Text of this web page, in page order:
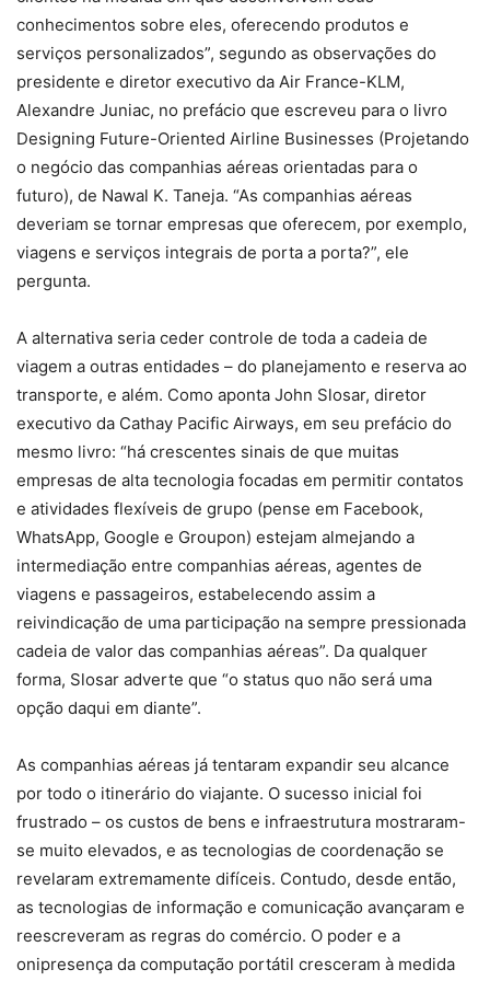
conhecimentos sobre eles, oferecendo produtos e
serviços personalizados”, segundo as observações do
presidente e diretor executivo da Air France-KLM,
Alexandre Juniac, no prefácio que escreveu para o livro
Designing Future-Oriented Airline Businesses (Projetando
o negócio das companhias aéreas orientadas para o
futuro), de Nawal K. Taneja. “As companhias aéreas
deveriam se tornar empresas que oferecem, por exemplo,
viagens e serviços integrais de porta a porta?”, ele
pergunta.
A alternativa seria ceder controle de toda a cadeia de
viagem a outras entidades – do planejamento e reserva ao
transporte, e além. Como aponta John Slosar, diretor
executivo da Cathay Pacific Airways, em seu prefácio do
mesmo livro: “há crescentes sinais de que muitas
empresas de alta tecnologia focadas em permitir contatos
e atividades flexíveis de grupo (pense em Facebook,
WhatsApp, Google e Groupon) estejam almejando a
intermediação entre companhias aéreas, agentes de
viagens e passageiros, estabelecendo assim a
reivindicação de uma participação na sempre pressionada
cadeia de valor das companhias aéreas”. Da qualquer
forma, Slosar adverte que “o status quo não será uma
opção daqui em diante”.
As companhias aéreas já tentaram expandir seu alcance
por todo o itinerário do viajante. O sucesso inicial foi
frustrado – os custos de bens e infraestrutura mostraram-
se muito elevados, e as tecnologias de coordenação se
revelaram extremamente difíceis. Contudo, desde então,
as tecnologias de informação e comunicação avançaram e
reescreveram as regras do comércio. O poder e a
onipresença da computação portátil cresceram à medida